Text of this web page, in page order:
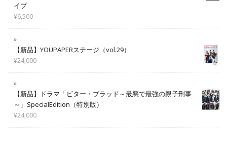
イプ
¥6,500
【新品】YOUPAPERステージ（vol.29）
¥24,000
【新品】ドラマ「ビター・ブラッド～最悪で最強の親子刑事
～」SpecialEdition（特別版）
¥24,000